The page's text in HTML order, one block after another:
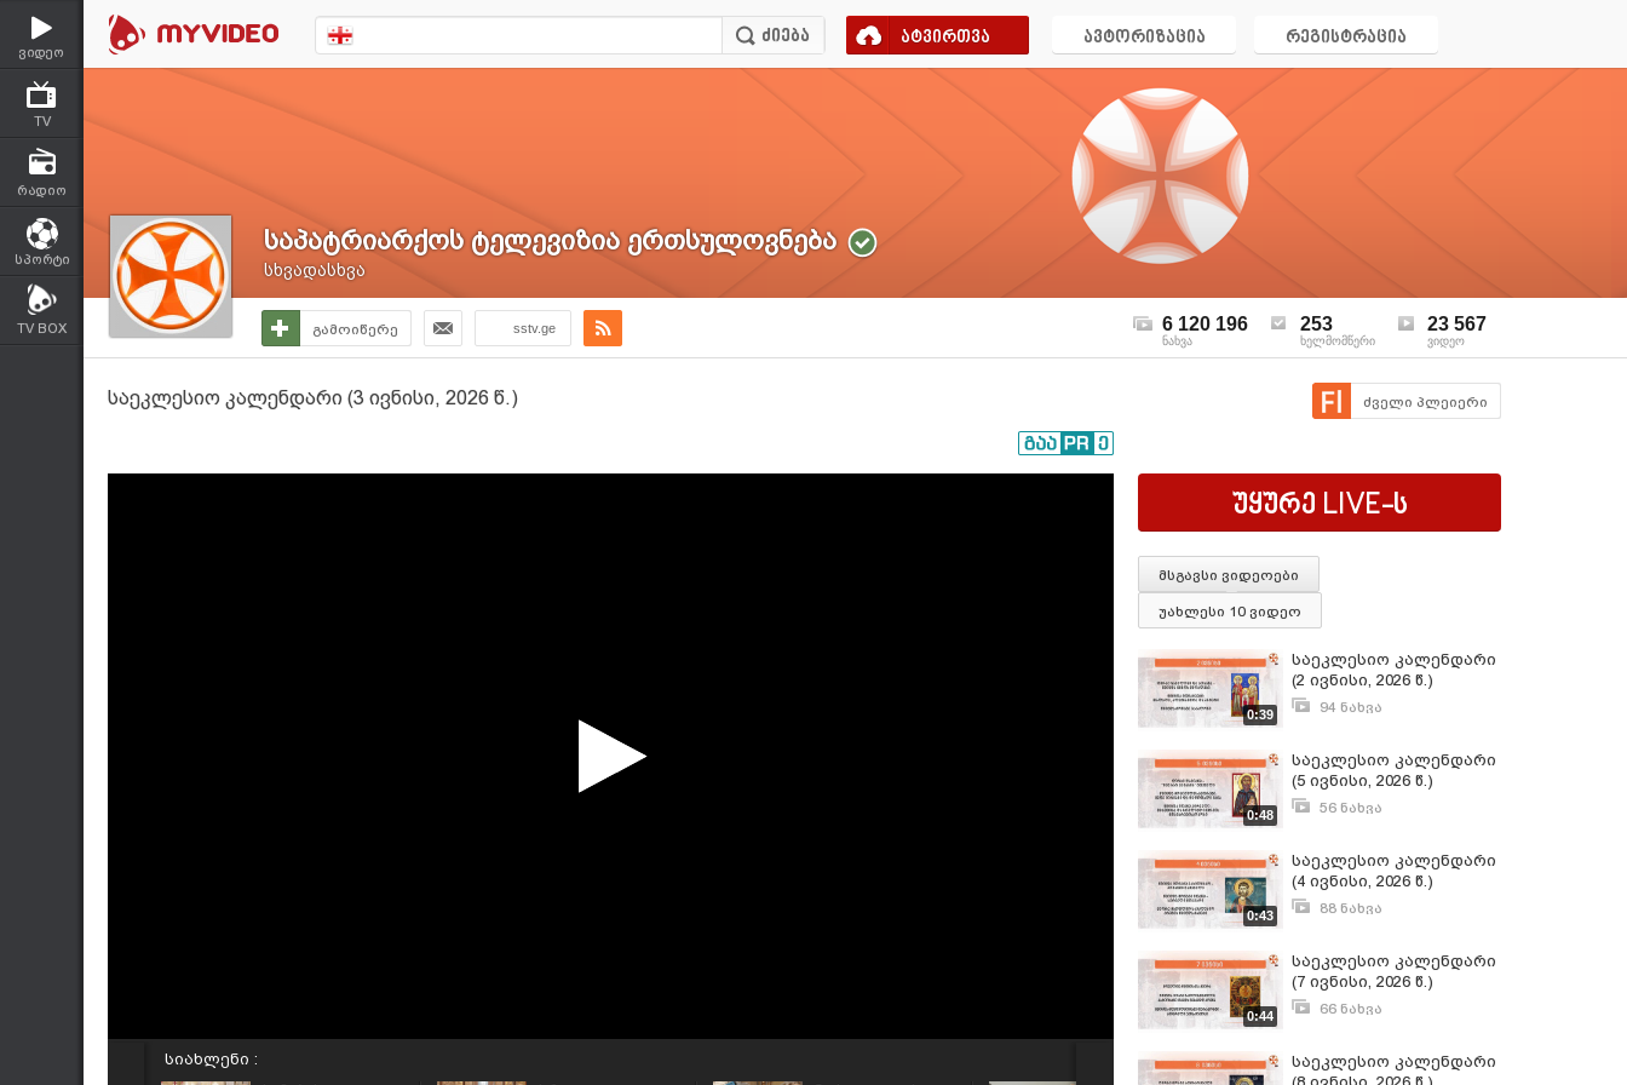
ვიდეო
TV
რადიო
სპორტი
TV BOX
ატვირთვა ავტორიზაცია რეგისტრაცია
საპატრიარქოს ტელევიზია ერთსულოვნება
სხვადასხვა
გამოიწერე sstv.ge 6 120 196
ნახვა
253
ხელმომწერი
23 567
ვიდეო
საეკლესიო კალენდარი (3 ივნისი, 2026 წ.) ძველი პლეიერი
სიახლენი :
უყურე LIVE-ს
მსგავსი ვიდეოები
უახლესი 10 ვიდეო
0:39
საეკლესიო კალენდარი
(2 ივნისი, 2026 წ.)
94 ნახვა
0:48
საეკლესიო კალენდარი
(5 ივნისი, 2026 წ.)
56 ნახვა
0:43
საეკლესიო კალენდარი
(4 ივნისი, 2026 წ.)
88 ნახვა
0:44
საეკლესიო კალენდარი
(7 ივნისი, 2026 წ.)
66 ნახვა
საეკლესიო კალენდარი